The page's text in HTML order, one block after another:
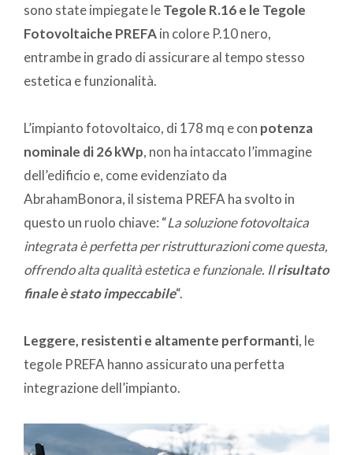
sono state impiegate leTegole R.16 e le Tegole
Fotovoltaiche PREFAin colore P.10 nero,
entrambe in grado di assicurare al tempo stesso
estetica e funzionalità.
L’impianto fotovoltaico, di 178 mq e con potenza
nominale di 26 kWp, non ha intaccato l’immagine
dell’edificio e, come evidenziato da
AbrahamBonora, il sistema PREFA ha svolto in
questo un ruolo chiave: “La soluzione fotovoltaica
integrata è perfetta per ristrutturazioni come questa,
offrendo alta qualità estetica e funzionale. Ilrisultato
finale è stato impeccabile“.
Leggere, resistenti e altamente performanti, le
tegole PREFA hanno assicurato una perfetta
integrazione dell’impianto.